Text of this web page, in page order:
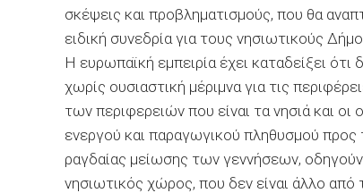
σκέψεις και προβληματισμούς, που θα
ειδική συνεδρία για τους νησιωτικούς
Η ευρωπαϊκή εμπειρία έχει καταδείξει
χωρίς ουσιαστική μέριμνα για τις
των περιφερειών που είναι τα νησιά και
ενεργού και παραγωγικού πληθυσμού
ραγδαίας μείωσης των γεννήσεων,
νησιωτικός χώρος, που δεν είναι άλλο από